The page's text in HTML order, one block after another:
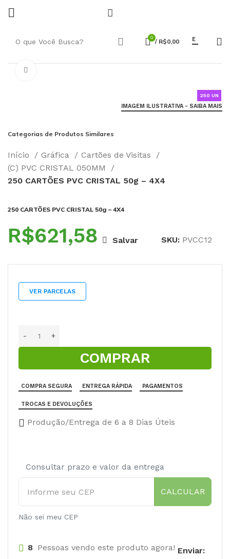
0 / R$0,00 E
250 UN
IMAGEM ILUSTRATIVA - SAIBA MAIS
Categorias de Produtos Similares
Início Gráfica
Cartões de Visitas
(C) PVC CRISTAL 050MM
250 CARTÕES PVC CRISTAL 50g – 4X4
250 CARTÕES PVC CRISTAL 50g – 4X4
R$ Salvar SKU: PVCC12
VER PARCELAS
COMPRAR
COMPRA SEGURA ENTREGA RÁPIDA PAGAMENTOS
TROCAS E DEVOLUÇÕES
Produção/Entrega de 6 a 8 Dias Úteis
Consultar prazo e valor da entrega
CALCULAR
Não sei meu CEP
8 Pessoas vendo este produto agora! Enviar: